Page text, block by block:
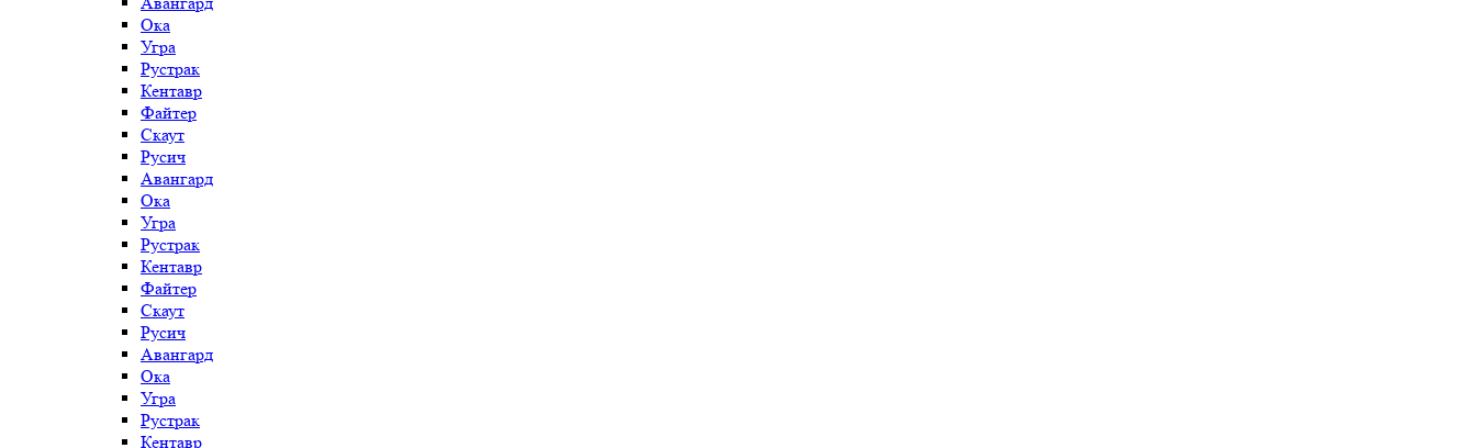
Ока
Угра
Рустрак
Кентавр
Файтер
Скаут
Русич
Авангард
Ока
Угра
Рустрак
Кентавр
Файтер
Скаут
Русич
Авангард
Ока
Угра
Рустрак
Кентавр